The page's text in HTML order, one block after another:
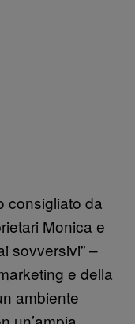
consigliato da
Monica e
sovversivi” –
e della
ambiente